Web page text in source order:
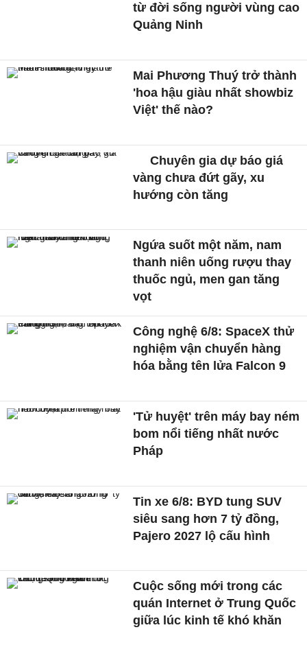
từ đời sống người vùng cao
Quảng Ninh
Mai Phương Thuý trở thành
'hoa hậu giàu nhất showbiz
Việt' thế nào?
Chuyên gia dự báo giá
vàng chưa đứt gãy, xu
hướng còn tăng
Ngứa suốt một năm, nam
thanh niên uống rượu thay
thuốc ngủ, men gan tăng
vọt
Công nghệ 6/8: SpaceX thử
nghiệm vận chuyển hàng
hóa bằng tên lửa Falcon 9
'Tử huyệt' trên máy bay ném
bom nổi tiếng nhất nước
Pháp
Tin xe 6/8: BYD tung SUV
siêu sang hơn 7 tỷ đồng,
Pajero 2027 lộ cấu hình
Cuộc sống mới trong các
quán Internet ở Trung Quốc
giữa lúc kinh tế khó khăn